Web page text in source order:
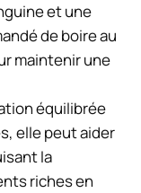
et une
de boire au
maintenir une
équilibrée
elle peut aider
la
riches en